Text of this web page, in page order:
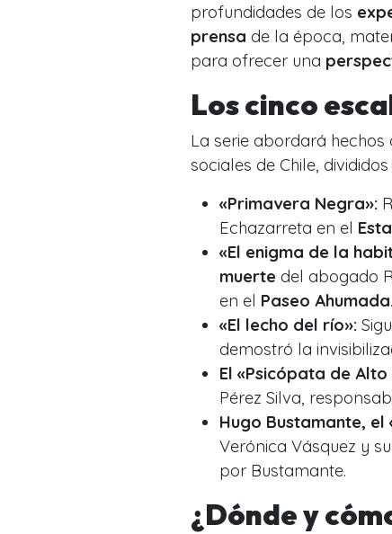
profundidades de los
prensa de la época,
para ofrecer una
Los cinco
La serie abordará
sociales de Chile,
«Primavera Negra»:
Echazarreta en el
«El enigma de la
muerte del abogado
en el Paseo Ahumada.
«El lecho del río»:
demostró la
El «Psicópata de Alto
Pérez Silva,
Hugo Bustamante, el
Verónica Vásquez y
por Bustamante.
¿Dónde y